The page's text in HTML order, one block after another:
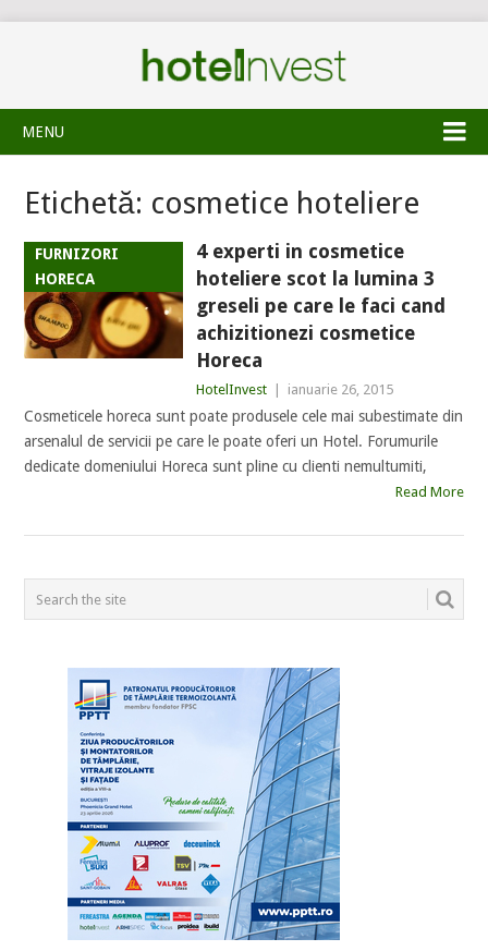
MENU
Etichetă: cosmetice hoteliere
FURNIZORI
HORECA
4 experti in cosmetice
hoteliere scot la lumina 3
greseli pe care le faci cand
achizitionezi cosmetice
Horeca
HotelInvest ianuarie 26, 2015
Cosmeticele horeca sunt poate produsele cele mai subestimate din
arsenalul de servicii pe care le poate oferi un Hotel. Forumurile
dedicate domeniului Horeca sunt pline cu clienti nemultumiti,
Read More
POSTS
NAVIGATION